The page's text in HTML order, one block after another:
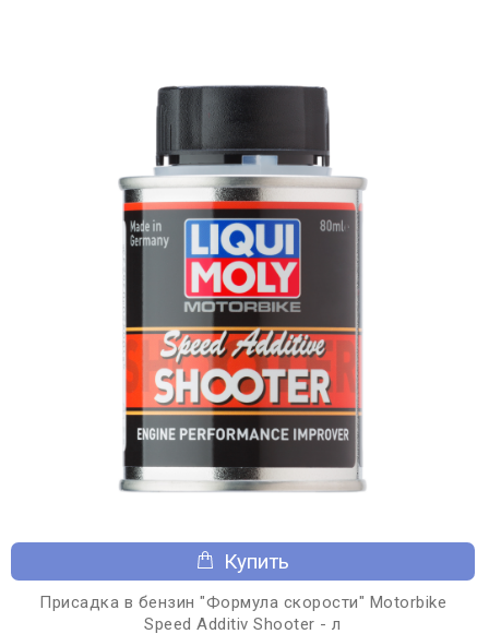
Купить
Присадка в бензин "Формула скорости" Motorbike
Speed Additiv Shooter - л